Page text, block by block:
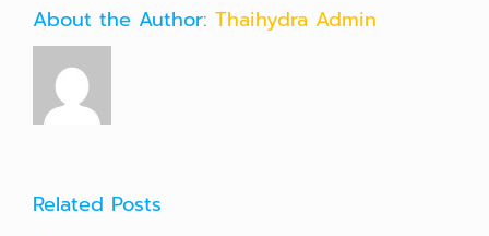
About the Author: Thaihydra Admin
Related Posts